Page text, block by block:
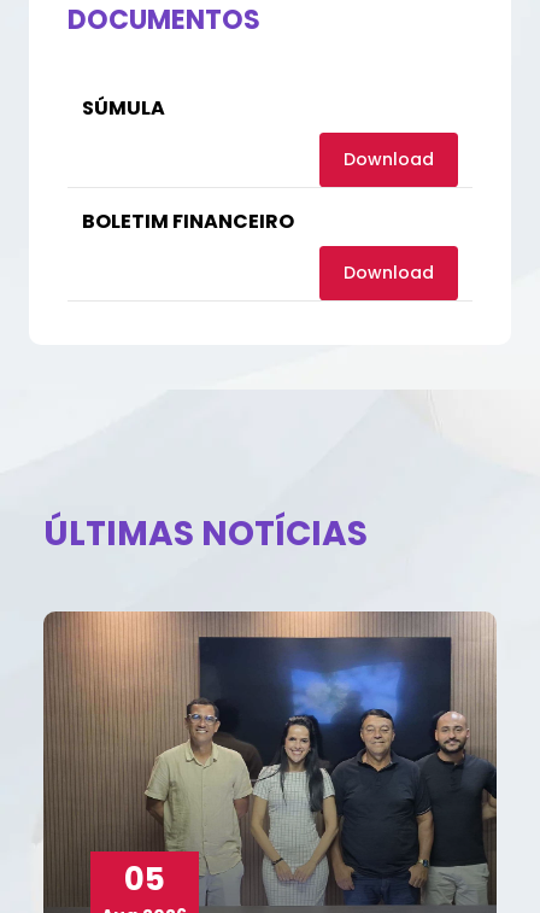
DOCUMENTOS
SÚMULA
Download
BOLETIM FINANCEIRO
Download
ÚLTIMAS NOTÍCIAS
05